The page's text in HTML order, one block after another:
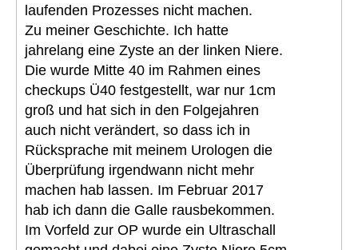
laufenden Prozesses nicht machen.
Zu meiner Geschichte. Ich hatte
jahrelang eine Zyste an der linken Niere.
Die wurde Mitte 40 im Rahmen eines
checkups Ü40 festgestellt, war nur 1cm
groß und hat sich in den Folgejahren
auch nicht verändert, so dass ich in
Rücksprache mit meinem Urologen die
Überprüfung irgendwann nicht mehr
machen hab lassen. Im Februar 2017
hab ich dann die Galle rausbekommen.
Im Vorfeld zur OP wurde ein Ultraschall